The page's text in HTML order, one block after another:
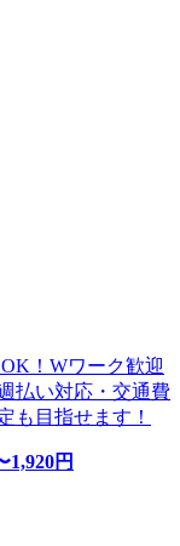
！Wワーク歓迎
払い対応・交通費
も目指せます！
1,920円